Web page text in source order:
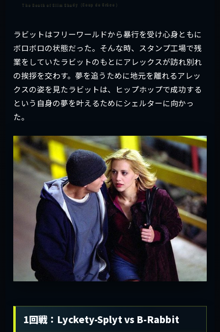
ラビットはフリーワールドから暴行を受け心身ともに
ボロボロの状態だった。そんな時、スタンプ工場で残
業をしていたラビットのもとにアレックスが訪れ別れ
の挨拶を交わす。夢を追うために地元を離れるアレッ
クスの姿を見たラビットは、ヒップホップで成功する
という自身の夢を叶えるためにシェルターに向かっ
た。
1回戦：Lyckety-Splyt vs B-Rabbit